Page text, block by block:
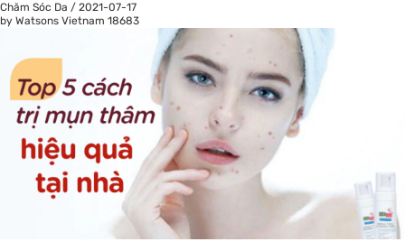
Chăm Sóc Da / 2021-07-17
by Watsons Vietnam 18683